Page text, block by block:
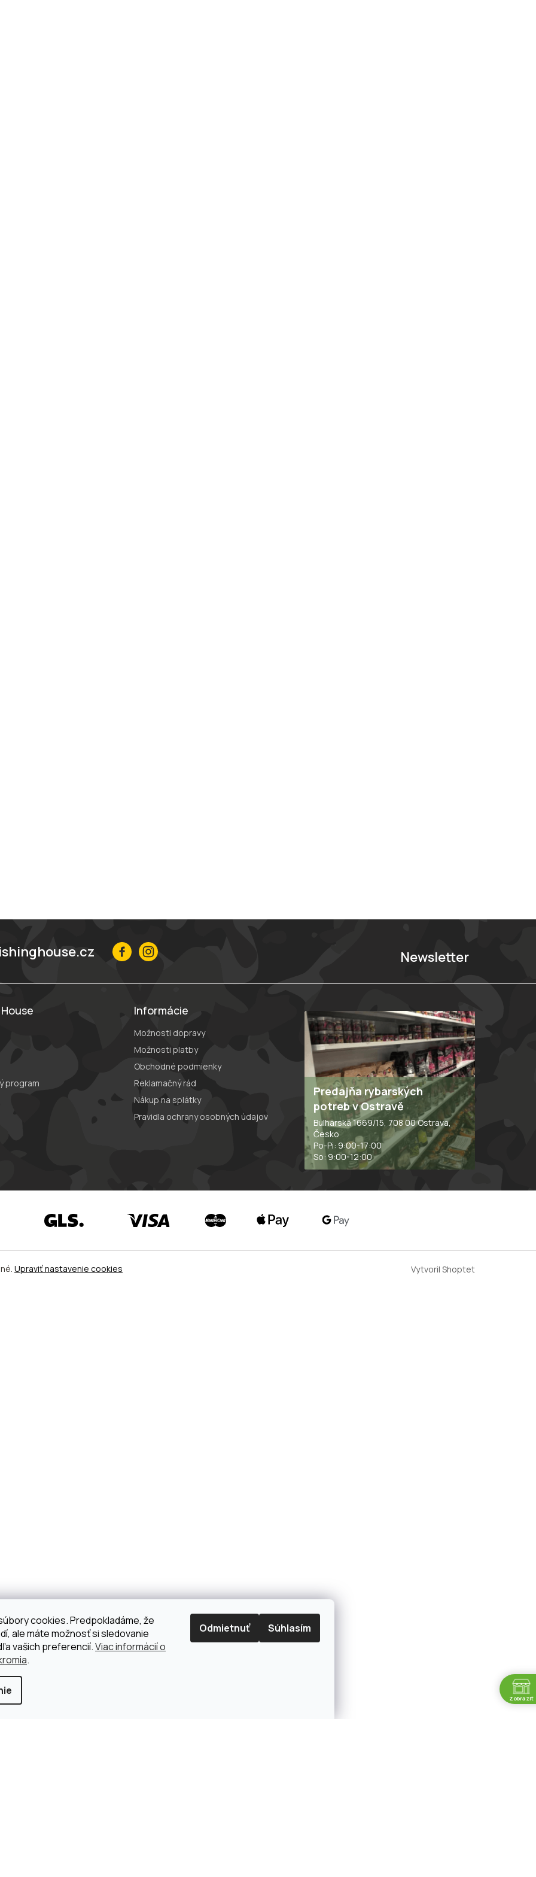
cookies. Predpokladáme, že
ale máte možnosť si sledovanie
vašich preferencií.Viac informácií o
.
Odmietnuť Súhlasím
Newsletter
program
Informácie
Možnosti dopravy
Možnosti platby
Obchodné podmienky
Reklamačný rád
Nákup na splátky
Pravidla ochrany osobných údajov
Predajňa rybarských
potreb v Ostravě
Bulharská 1669/15, 708 00 Ostrava,
Česko
Po-Pi: 9:00-17:00
So: 9:00-12:00
Vytvoril Shoptet
Upraviť nastavenie cookies
Zobrazit